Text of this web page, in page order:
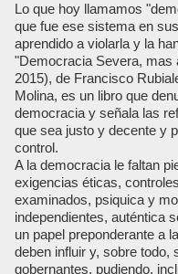
Lo que hoy llamamos
que fue ese sistema en
aprendido a violarla y la
"Democracia Severa, mas
2015), de Francisco
Molina, es un libro que
democracia y señala las
que sea justo y decente y
control.
A la democracia le faltan
exigencias éticas,
examinados, psiquica y
independientes, auténtica
un papel preponderante a
deben influir y, sobre todo,
gobernantes, pudiendo,